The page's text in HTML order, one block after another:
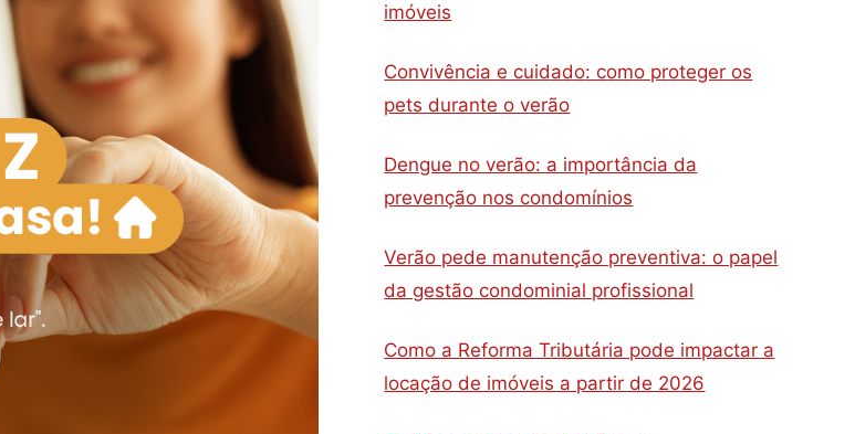
imóveis
Convivência e cuidado: como proteger os
pets durante o verão
Dengue no verão: a importância da
prevenção nos condomínios
Verão pede manutenção preventiva: o papel
da gestão condominial profissional
Como a Reforma Tributária pode impactar a
locação de imóveis a partir de 2026